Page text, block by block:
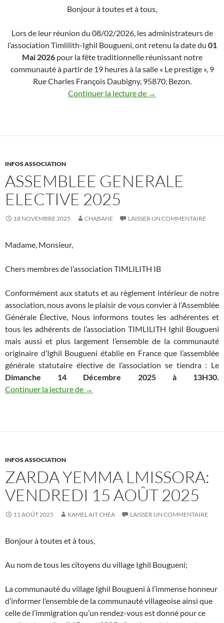
Bonjour à toutes et à tous,
Lors de leur réunion du 08/02/2026, les administrateurs de
l’association Timlilith-Ighil Bougueni, ont retenu la date du 01
Mai 2026pour la fête traditionnelle réunissant notre
communauté à partir de 19 heures à la salle « Le prestige », 9
Rue Charles François Daubigny, 95870, Bezon.
Continuer la lecture de
Notre traditionnelle
→
INFOS ASSOCIATION
ASSEMBLEE GENERALE
ELECTIVE 2025
18 NOVEMBRE 2025 CHABANE LAISSER UN COMMENTAIRE
Madame, Monsieur,
Chers membres de l’association TIMLILITH IB
Conformément aux statuts et au règlement intérieur de notre
association, nous avons le plaisir de vous convier à l’Assemblée
Générale Élective, Nous informons toutes les adhérentes et
tous les adhérents de l’association TIMLILITH Ighil Bougueni
mais aussi et plus largement l’ensemble de la communauté
originaire d’Ighil Bougueni établie en France que l’assemblée
générale statutaire élective de l’association se tiendra : Le
Dimanche 14 Décembre 2025 à 13H30.
Continuer la lecture de
ASSEMBLEE GENERALE ELECTIVE
→
INFOS ASSOCIATION
ZARDA YEMMA LMISSORA:
VENDREDI 15 AOÛT 2025
11 AOÛT 2025 KAMEL AIT CHEA LAISSER UN COMMENTAIRE
Bonjour à toutes et à tous,
Au nom de tous les citoyens du village Ighil Bougueni;
La communauté du village Ighil Bougueni à l’immense honneur
d’informer l’ensemble de la communauté villageoise ainsi que
celle de l’immigration qu’un rendez-vous est donné pour ce